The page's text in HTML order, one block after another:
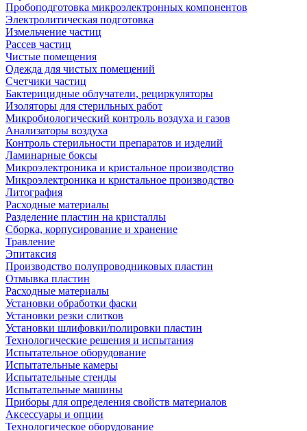
Пробоподготовка микроэлектронных компонентов
Электролитическая подготовка
Измельчение частиц
Рассев частиц
Чистые помещения
Одежда для чистых помещений
Счетчики частиц
Бактерицидные облучатели, рециркуляторы
Изоляторы для стерильных работ
Микробиологический контроль воздуха и газов
Анализаторы воздуха
Контроль стерильности препаратов и изделий
Ламинарные боксы
Микроэлектроника и кристальное производство
Микроэлектроника и кристальное производство
Литография
Расходные материалы
Разделение пластин на кристаллы
Сборка, корпусирование и хранение
Травление
Эпитаксия
Производство полупроводниковых пластин
Отмывка пластин
Расходные материалы
Установки обработки фаски
Установки резки слитков
Установки шлифовки/полировки пластин
Технологические решения и испытания
Испытательное оборудование
Испытательные камеры
Испытательные стенды
Испытательные машины
Приборы для определения свойств материалов
Аксессуары и опции
Технологическое оборудование